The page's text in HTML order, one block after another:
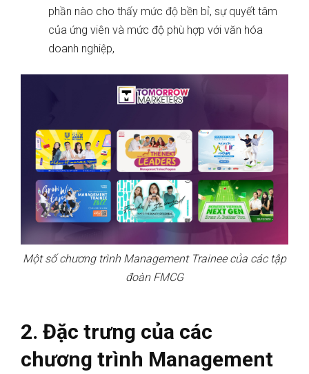
phần nào cho thấy mức độ bền bỉ, sự quyết tâm
của ứng viên và mức độ phù hợp với văn hóa
doanh nghiệp,
Một số chương trình Management Trainee của các tập
đoàn FMCG
2. Đặc trưng của các
chương trình Management